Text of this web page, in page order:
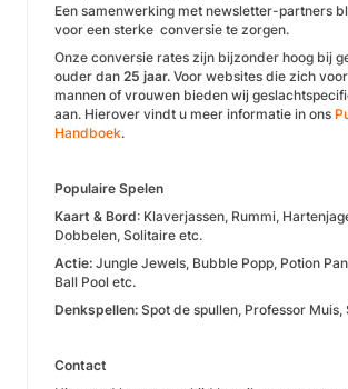
Een samenwerking met newsletter-partners
voor een sterke conversie te zorgen.
Onze conversie rates zijn bijzonder hoog bij
ouder dan 25 jaar. Voor websites die zich
mannen of vrouwen bieden wij
aan. Hierover vindt u meer informatie in ons
Handboek.
Populaire Spelen
Kaart & Bord: Klaverjassen, Rummi,
Dobbelen, Solitaire etc.
Actie: Jungle Jewels, Bubble Popp, Potion
Ball Pool etc.
Denkspellen: Spot de spullen, Professor Muis,
Contact